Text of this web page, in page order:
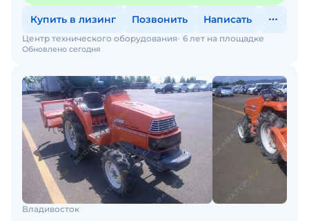
Купить в лизинг Позвонить Написать
Обновлено сегодня
Центр технического оборудования 6 лет на площадке
Владивосток